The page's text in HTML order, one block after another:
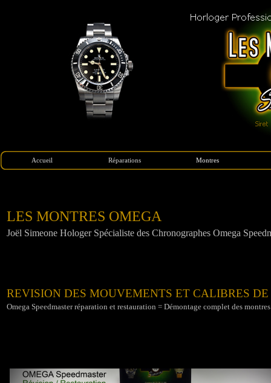
Accueil Réparations Montres
LES MONTRES OMEGA
Joël Simeone Hologer Spécialiste des Chronographes Omega
REVISION DES MOUVEMENTS ET CALIBRES
Omega Speedmaster réparation et restauration = Démontage complet des